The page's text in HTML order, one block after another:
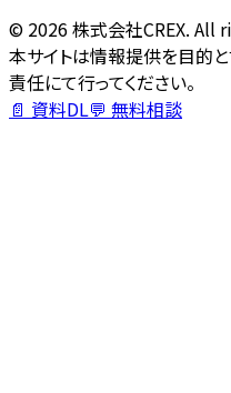
© 2026株式会社CREX. All
本サイトは情報提供を目的
責任にて行ってください。
📄 資料DL💬 無料相談